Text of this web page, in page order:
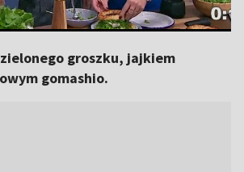
groszku, jajkiem
gomashio.